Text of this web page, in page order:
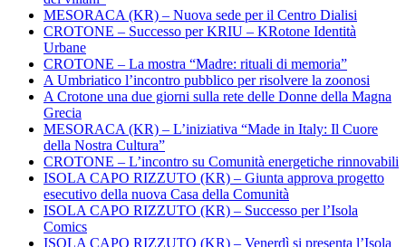
MESORACA (KR) – Nuova sede per il Centro Dialisi
CROTONE – Successo per KRIU – KRotone Identità
Urbane
CROTONE – La mostra “Madre: rituali di memoria”
A Umbriatico l’incontro pubblico per risolvere la zoonosi
A Crotone una due giorni sulla rete delle Donne della Magna
Grecia
MESORACA (KR) – L’iniziativa “Made in Italy: Il Cuore
della Nostra Cultura”
CROTONE – L’incontro su Comunità energetiche rinnovabili
ISOLA CAPO RIZZUTO (KR) – Giunta approva progetto
esecutivo della nuova Casa della Comunità
ISOLA CAPO RIZZUTO (KR) – Successo per l’Isola
Comics
ISOLA CAPO RIZZUTO (KR) – Venerdì si presenta l’Isola